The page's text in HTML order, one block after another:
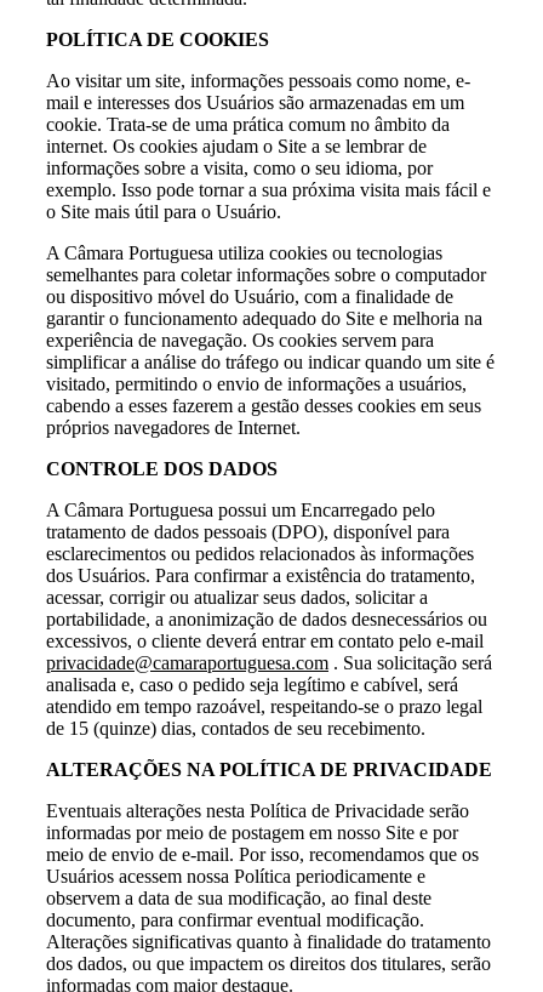
POLÍTICA DE COOKIES
Ao visitar um site, informações pessoais como nome, e-
mail e interesses dos Usuários são armazenadas em um
cookie. Trata-se de uma prática comum no âmbito da
internet. Os cookies ajudam o Site a se lembrar de
informações sobre a visita, como o seu idioma, por
exemplo. Isso pode tornar a sua próxima visita mais fácil e
o Site mais útil para o Usuário.
A Câmara Portuguesa utiliza cookies ou tecnologias
semelhantes para coletar informações sobre o computador
ou dispositivo móvel do Usuário, com a finalidade de
garantir o funcionamento adequado do Site e melhoria na
experiência de navegação. Os cookies servem para
simplificar a análise do tráfego ou indicar quando um site é
visitado, permitindo o envio de informações a usuários,
cabendo a esses fazerem a gestão desses cookies em seus
próprios navegadores de Internet.
CONTROLE DOS DADOS
A Câmara Portuguesa possui um Encarregado pelo
tratamento de dados pessoais (DPO), disponível para
esclarecimentos ou pedidos relacionados às informações
dos Usuários. Para confirmar a existência do tratamento,
acessar, corrigir ou atualizar seus dados, solicitar a
portabilidade, a anonimização de dados desnecessários ou
excessivos, o cliente deverá entrar em contato pelo e-mail
privacidade@camaraportuguesa.com . Sua solicitação será
analisada e, caso o pedido seja legítimo e cabível, será
atendido em tempo razoável, respeitando-se o prazo legal
de 15 (quinze) dias, contados de seu recebimento.
ALTERAÇÕES NA POLÍTICA DE PRIVACIDADE
Eventuais alterações nesta Política de Privacidade serão
informadas por meio de postagem em nosso Site e por
meio de envio de e-mail. Por isso, recomendamos que os
Usuários acessem nossa Política periodicamente e
observem a data de sua modificação, ao final deste
documento, para confirmar eventual modificação.
Alterações significativas quanto à finalidade do tratamento
dos dados, ou que impactem os direitos dos titulares, serão
informadas com maior destaque.